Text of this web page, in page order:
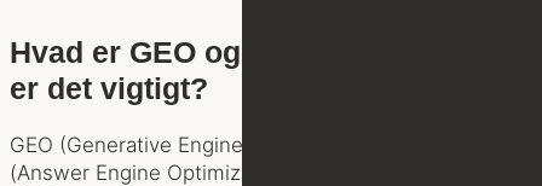
Hvad er GEO og AEO – og hvorfor
er det vigtigt?
GEO (Generative Engine Optimization) og AEO
(Answer Engine Optimization) handler om at optimere